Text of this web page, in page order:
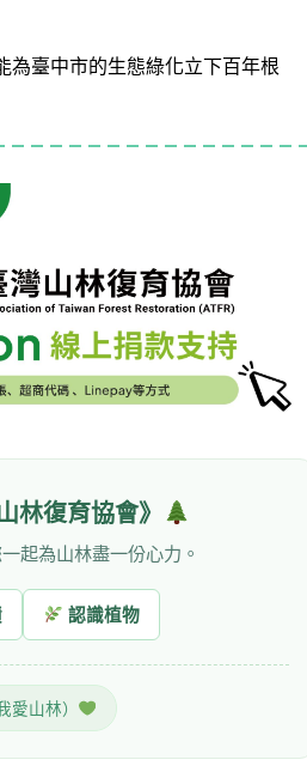
為臺中市的生態綠化立下百年根
林復育協會》
起為山林盡一份心力。
認識植物
愛山林）